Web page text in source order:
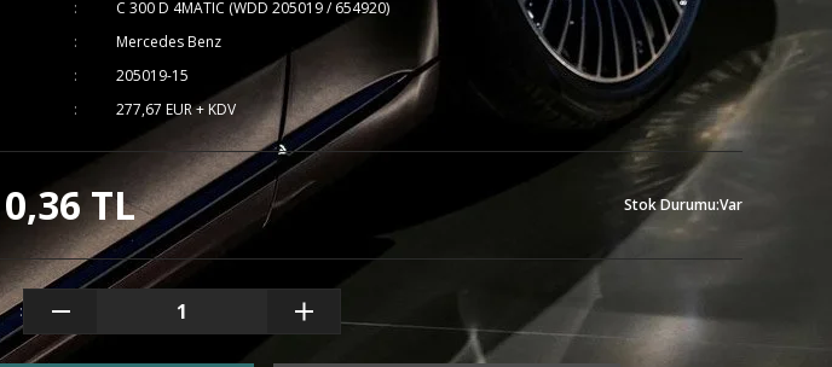
C 300 D 4MATIC (WDD 205019 / 654920)
Mercedes Benz
205019-15
277,67 EUR + KDV
TL Stok Durumu:Var